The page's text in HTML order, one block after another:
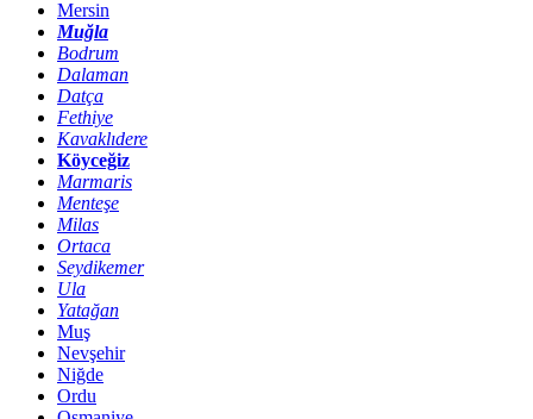
Mersin
Muğla
Bodrum
Dalaman
Datça
Fethiye
Kavaklıdere
Köyceğiz
Marmaris
Menteşe
Milas
Ortaca
Seydikemer
Ula
Yatağan
Muş
Nevşehir
Niğde
Ordu